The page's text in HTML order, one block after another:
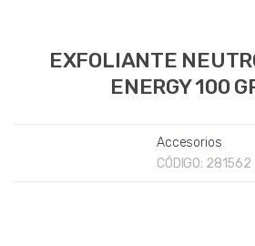
EXFOLIANTE
ENERGY 100
Accesorios
CÓDIGO: 281562